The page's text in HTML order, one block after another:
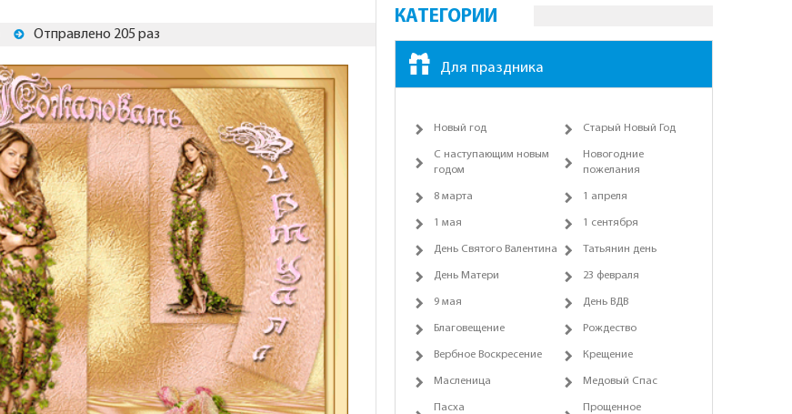
Отправлено 205 раз
КАТЕГОРИИ
Для праздника
Новый год Старый Новый Год
С наступающим новым
годом
Новогодние
пожелания
8 марта 1 апреля
1 мая 1 сентября
День Святого Валентина Татьянин день
День Матери 23 февраля
9 мая День ВДВ
Благовещение Рождество
Вербное Воскресение Крещение
Масленица Медовый Спас
Пасха
Прощенное